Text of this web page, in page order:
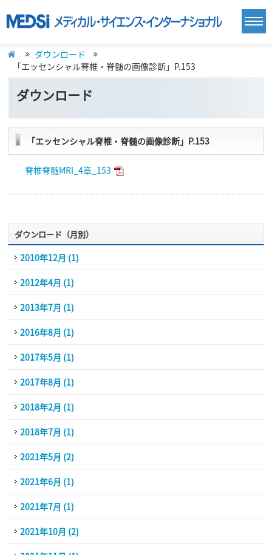
ダウンロード
ダウンロード
「エッセンシャル脊椎・脊髄の画像診断」P.153
「エッセンシャル脊椎・脊髄の画像診断」P.153
脊椎脊髄MRI_4章_153
ダウンロード（月別）
2010年12月 (1)
2012年4月 (1)
2013年7月 (1)
2016年8月 (1)
2017年5月 (1)
2017年8月 (1)
2018年2月 (1)
2018年7月 (1)
2021年5月 (2)
2021年6月 (1)
2021年7月 (1)
2021年10月 (2)